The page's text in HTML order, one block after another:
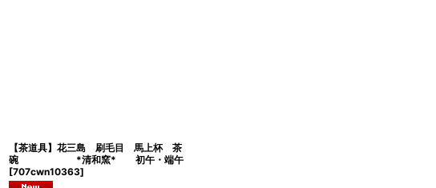
【茶道具】花三島 刷毛目 馬上杯 茶
碗 *清和窯* 初午・端午
[707cwn10363]